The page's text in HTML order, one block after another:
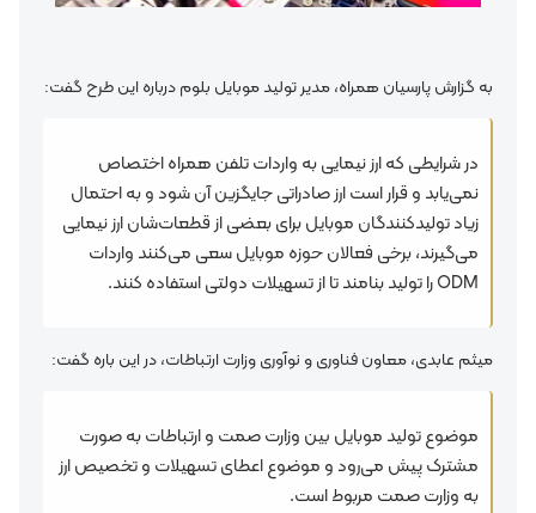
به گزارش پارسیان همراه، مدیر تولید موبایل بلوم درباره این طرح گفت:
در شرایطی که ارز نیمایی به واردات تلفن همراه اختصاص
نمی‌یابد و قرار است ارز صادراتی جایگزین آن شود و به احتمال
زیاد تولیدکنندگان موبایل برای بعضی از قطعات‌شان ارز نیمایی
می‌گیرند، برخی فعالان حوزه موبایل سعی می‌کنند واردات
ODM را تولید بنامند تا از تسهیلات دولتی استفاده کنند.
میثم عابدی، معاون فناوری و نوآوری وزارت ارتباطات، در این باره گفت:
موضوع تولید موبایل بین وزارت صمت و ارتباطات به صورت
مشترک پیش می‌رود و موضوع اعطای تسهیلات و تخصیص ارز
به وزارت صمت مربوط است.